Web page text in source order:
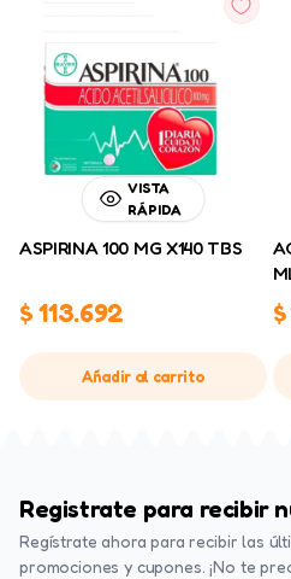
VISTA
RÁPIDA
ASPIRINA 100 MG X140 TBS
$113.692
Añadir al carrito
$
Registrate para recibir
Regístrate ahora para recibir las
promociones y cupones. ¡No te